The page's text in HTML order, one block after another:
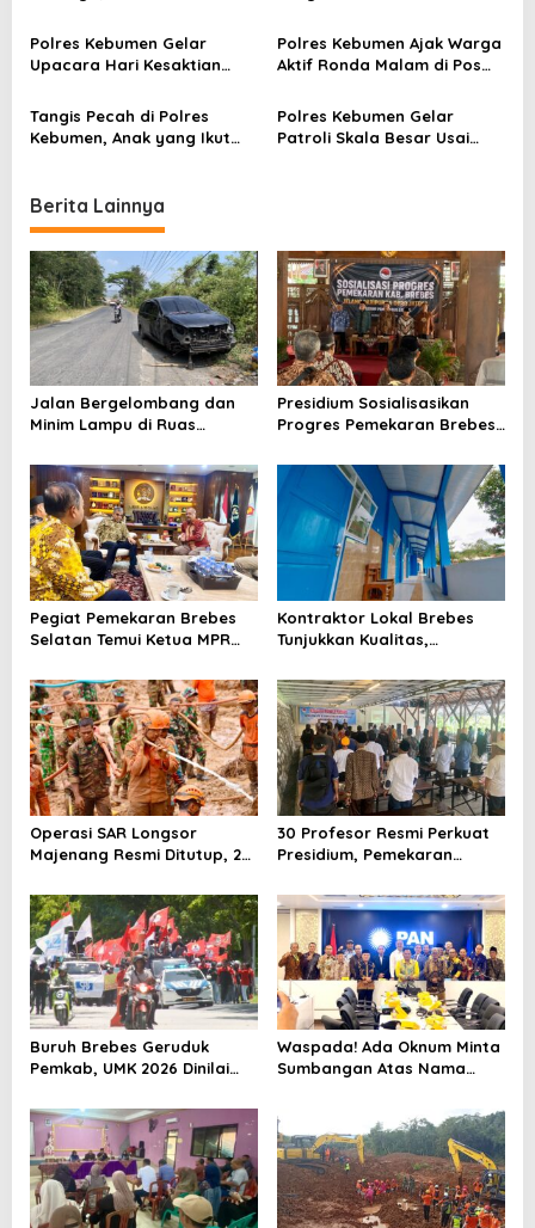
t
i
n
Kekerasan
Diamankan
Polres Kebumen Gelar
Upacara Hari Kesaktian
Ingatkan Makna Persatuan
Polres Kebumen Ajak Warga
Aktif Ronda Malam di Pos
Kejahatan
Tangis Pecah di Polres
Kebumen, Anak yang Ikut
Tua
Polres Kebumen Gelar
Patroli Skala Besar Usai
Berita Lainnya
Jalan Bergelombang dan
Minim Lampu di Ruas
Telan Korban, Innova
Hantam Pohon di
Bantarkawung
Presidium Sosialisasikan
Progres Pemekaran Brebes
Pansus DPRD Jateng Jadi
Tahap Berikutnya
Pegiat Pemekaran Brebes
Selatan Temui Ketua MPR
Dukungan Urus Berkas ke
Provinsi
Kontraktor Lokal Brebes
Tunjukkan Kualitas,
Negeri Brebes Rampung
Operasi SAR Longsor
Majenang Resmi Ditutup, 2
hingga Hari ke-10
30 Profesor Resmi Perkuat
Presidium, Pemekaran
Terbendung
Buruh Brebes Geruduk
Pemkab, UMK 2026 Dinilai
Waspada! Ada Oknum Minta
Sumbangan Atas Nama